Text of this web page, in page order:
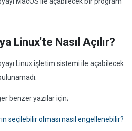
Linux'te Nasıl Açılır?
Linux işletim sistemi ile açabilecek
benzer yazılar için;
seçilebilir olması nasıl engellenebilir?